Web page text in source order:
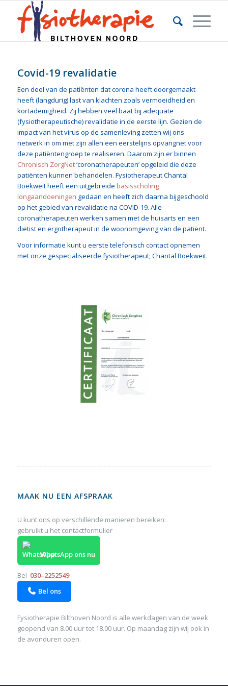
Covid-19 revalidatie
Een deel van de patiënten dat corona heeft doorgemaakt
heeft (langdurig) last van klachten zoals vermoeidheid en
kortademigheid. Zij hebben veel baat bij adequate
(fysiotherapeutische) revalidatie in de eerste lijn. Gezien de
impact van het virus op de samenleving zetten wij ons
netwerk in om met zijn allen een eerstelijns opvangnet voor
deze patiëntengroep te realiseren. Daarom zijn er binnen
Chronisch ZorgNet‘coronatherapeuten’ opgeleid die deze
patiënten kunnen behandelen. Fysiotherapeut Chantal
Boekweit heeft een uitgebreide basisscholing
longaandoeningen gedaan en heeft zich daarna bijgeschoold
op het gebied van revalidatie na COVID-19. Alle
coronatherapeuten werken samen met de huisarts en een
diëtist en ergotherapeut in de woonomgeving van de patiënt.
Voor informatie kunt u eerste telefonisch contact opnemen
met onze gespecialiseerde fysiotherapeut; Chantal Boekweit.
MAAK NU EEN AFSPRAAK
U kunt ons op verschillende manieren bereiken:
gebruikt u het contactformulier
WhatsApp ons nu
Bel 030–2252549
 Bel ons
Fysiotherapie Bilthoven Noord is alle werkdagen van de week
geopend van 8.00 uur tot 18.00 uur. Op maandag zijn wij ook in
de avonduren open.